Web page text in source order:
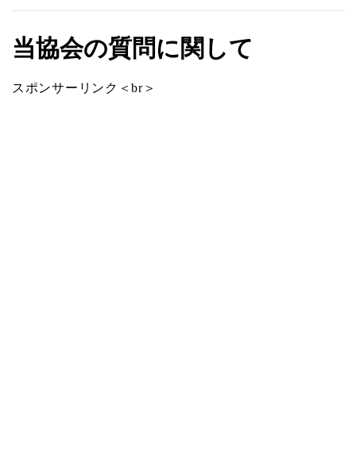
当協会の質問に関して
スポンサーリンク＜br＞